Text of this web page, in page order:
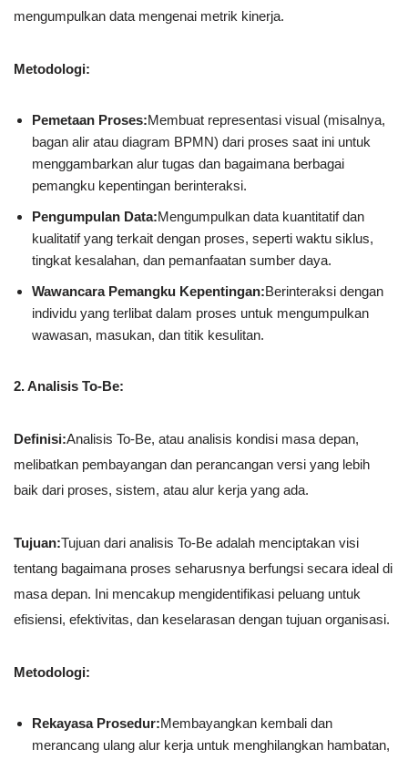
mengumpulkan data mengenai metrik kinerja.
Metodologi:
Pemetaan Proses:Membuat representasi visual (misalnya,
bagan alir atau diagram BPMN) dari proses saat ini untuk
menggambarkan alur tugas dan bagaimana berbagai
pemangku kepentingan berinteraksi.
Pengumpulan Data:Mengumpulkan data kuantitatif dan
kualitatif yang terkait dengan proses, seperti waktu siklus,
tingkat kesalahan, dan pemanfaatan sumber daya.
Wawancara Pemangku Kepentingan:Berinteraksi dengan
individu yang terlibat dalam proses untuk mengumpulkan
wawasan, masukan, dan titik kesulitan.
2. Analisis To-Be:
Definisi:Analisis To-Be, atau analisis kondisi masa depan,
melibatkan pembayangan dan perancangan versi yang lebih
baik dari proses, sistem, atau alur kerja yang ada.
Tujuan:Tujuan dari analisis To-Be adalah menciptakan visi
tentang bagaimana proses seharusnya berfungsi secara ideal di
masa depan. Ini mencakup mengidentifikasi peluang untuk
efisiensi, efektivitas, dan keselarasan dengan tujuan organisasi.
Metodologi:
Rekayasa Prosedur:Membayangkan kembali dan
merancang ulang alur kerja untuk menghilangkan hambatan,